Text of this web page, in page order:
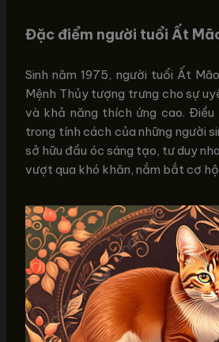
Đặc điểm người tuổi Ất
Sinh năm 1975, người tuổi Ất
Mệnh Thủy tượng trưng cho sự
và khả năng thích ứng cao. Điều
trong tính cách của những người
sở hữu đầu óc sáng tạo, tư duy
vượt qua khó khăn, nắm bắt cơ